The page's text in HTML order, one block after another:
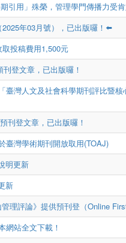
引用」殊榮，管理學門傳播力受
年03月號），已出版囉！⬅️
投稿費用1,500元
登文章，已出版囉！
臺灣人文及社會科學期刊評比暨
刊登文章，已出版囉！
臺灣學術期刊開放取用(TOAJ)
明更新
新
管理評論》提供預刊登（Online
網站全文下載！